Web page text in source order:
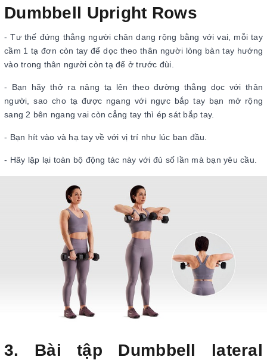
Dumbbell Upright Rows
- Tư thế đứng thẳng người chân dang rộng bằng với vai, mỗi tay
cầm 1 tạ đơn còn tay để dọc theo thân người lòng bàn tay hướng
vào trong thân người còn tạ để ở trước đùi.
- Bạn hãy thở ra nâng tạ lên theo đường thẳng dọc với thân
người, sao cho tạ được ngang với ngực bắp tay bạn mở rộng
sang 2 bên ngang vai còn cẳng tay thì ép sát bắp tay.
- Bạn hít vào và hạ tay về với vị trí như lúc ban đầu.
- Hãy lặp lại toàn bộ động tác này với đủ số lần mà bạn yêu cầu.
3. Bài tập Dumbbell lateral